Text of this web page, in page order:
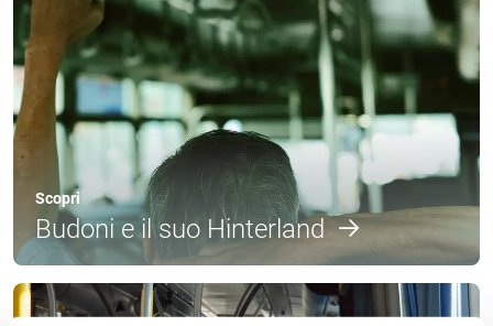
Scopri
Budoni e il suo Hinterland